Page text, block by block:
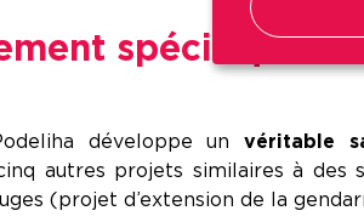
spécifique :
développe unvéritable
autres projets similaires à des
(projet d’extension de la